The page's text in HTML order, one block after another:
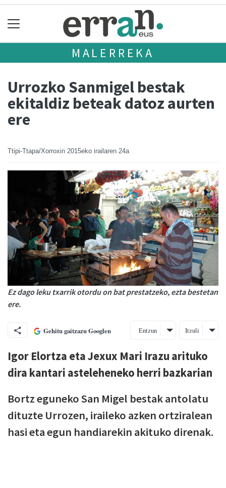
MALERREKA
Urrozko Sanmigel bestak
ekitaldiz beteak datoz aurten
ere
Ttipi-Ttapa/Xorroxin 2015eko irailaren 24a
Ez dago leku txarrik otordu on bat prestatzeko, ezta bestetan
ere.
Gehitu gaitzazu Googlen Entzun Itzuli
Igor Elortza eta Jexux Mari Irazu arituko
dira kantari asteleheneko herri bazkarian
Bortz eguneko San Migel bestak antolatu
dituzte Urrozen, iraileko azken ortziralean
hasi eta egun handiarekin akituko direnak.